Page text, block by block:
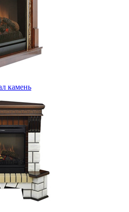
камень